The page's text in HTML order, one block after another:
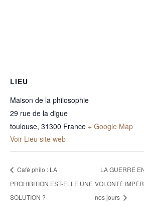
LIEU
Maison de la philosophie
29 rue de la digue
toulouse, 31300 France + Google Map
Voir Lieu site web
Café philo : LA
PROHIBITION EST-ELLE UNE
SOLUTION ?
LA GUERRE
VOLONTÉ
nos jours